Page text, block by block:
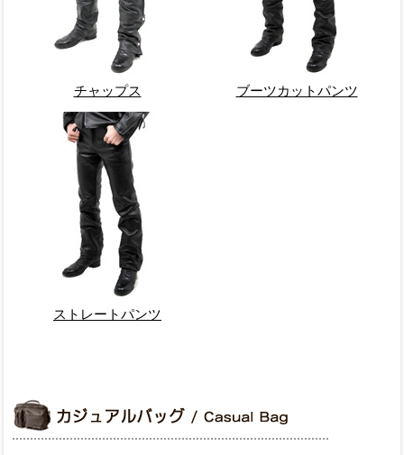
チャップス ブーツカットパンツ
ストレートパンツ